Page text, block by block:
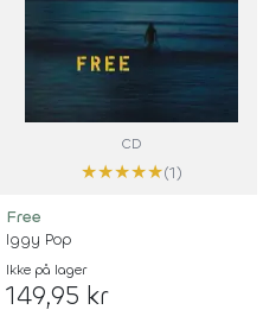
CD
★★★★★(1)
Free
Iggy Pop
Ikke på lager
149,95 kr